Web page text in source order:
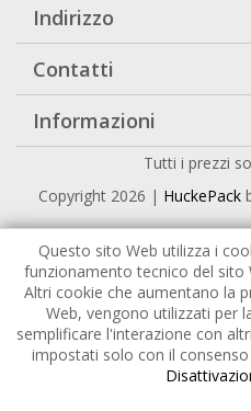
Indirizzo
Contatti
Informazioni
Tutti i prezzi
Copyright 2026 | HuckePack
Questo sito Web utilizza i
funzionamento tecnico del sito
Altri cookie che aumentano la
Web, vengono utilizzati per
semplificare l'interazione con
impostati solo con il